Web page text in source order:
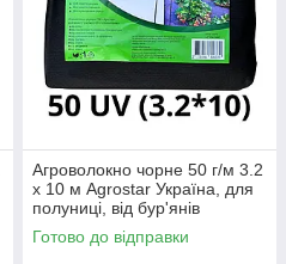
Агроволокно чорне 50 г/м 3.2
х 10 м Agrostar Україна, для
полуниці, від бур'янів
Готово до відправки